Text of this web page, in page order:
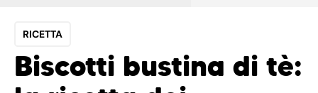
RICETTA
Biscotti bustina di tè: